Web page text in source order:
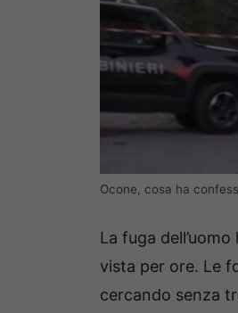
Ocone, cosa ha
La fuga
vista per ore. Le
cercando senza